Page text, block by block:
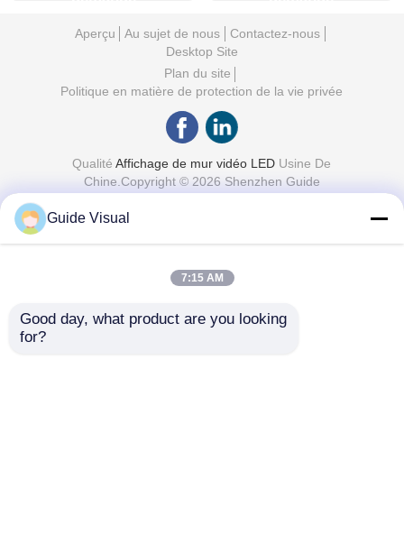
Aperçu Au sujet de nous
Contactez-nous
Desktop Site
Plan du site
Politique en matière de protection de la vie privée
QualitéAffichage de mur vidéo LED Usine De
Chine.Copyright © 2026 Shenzhen Guide
Guide Visual
7:15 AM
Good day, what product are you looking
for?